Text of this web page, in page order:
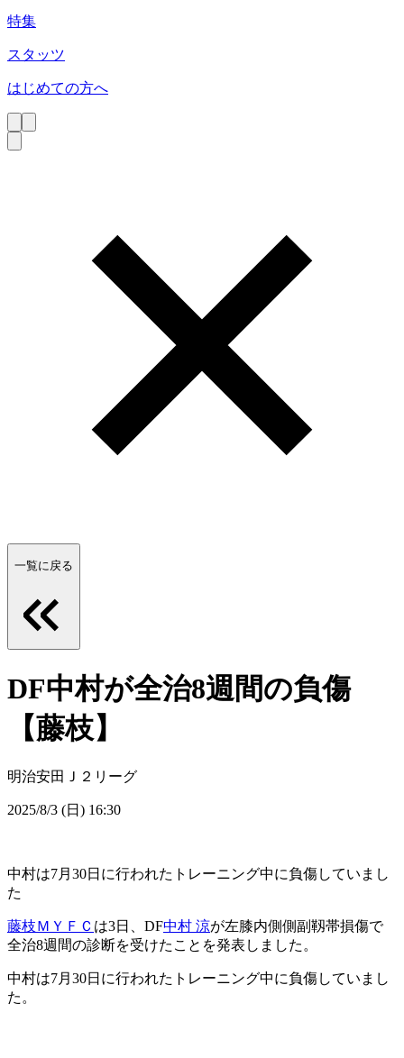
特集
スタッツ
はじめての方へ
一覧に戻る
DF中村が全治8週間の負傷
【藤枝】
明治安田Ｊ２リーグ
2025/8/3 (日) 16:30
中村は7月30日に行われたトレーニング中に負傷していまし
た
藤枝ＭＹＦＣ は3日、DF中村 涼が左膝内側側副靱帯損傷で
全治8週間の診断を受けたことを発表しました。
中村は7月30日に行われたトレーニング中に負傷していまし
た。